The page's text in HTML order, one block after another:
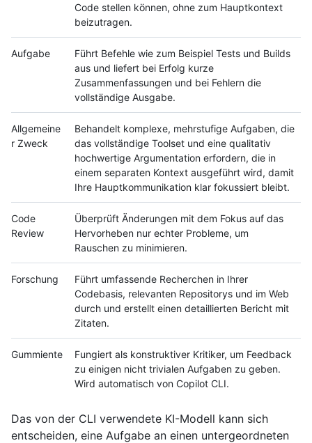
Code stellen können, ohne zum Hauptkontext
beizutragen.
Aufgabe
Führt Befehle wie zum Beispiel Tests und Builds
aus und liefert bei Erfolg kurze
Zusammenfassungen und bei Fehlern die
vollständige Ausgabe.
Allgemeine
r Zweck
Behandelt komplexe, mehrstufige Aufgaben, die
das vollständige Toolset und eine qualitativ
hochwertige Argumentation erfordern, die in
einem separaten Kontext ausgeführt wird, damit
Ihre Hauptkommunikation klar fokussiert bleibt.
Code
Review
Überprüft Änderungen mit dem Fokus auf das
Hervorheben nur echter Probleme, um
Rauschen zu minimieren.
Forschung
Führt umfassende Recherchen in Ihrer
Codebasis, relevanten Repositorys und im Web
durch und erstellt einen detaillierten Bericht mit
Zitaten.
Gummiente
Fungiert als konstruktiver Kritiker, um Feedback
zu einigen nicht trivialen Aufgaben zu geben.
Wird automatisch von Copilot CLI.
Das von der CLI verwendete KI-Modell kann sich
entscheiden, eine Aufgabe an einen untergeordneten